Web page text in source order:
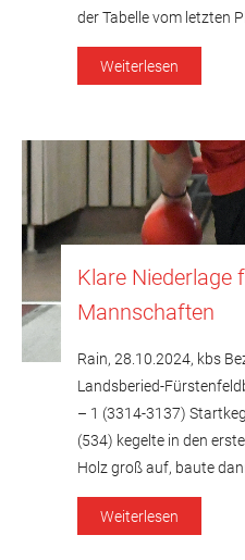
der Tabelle vom letzten
vorgeschoben. Die
Spiel die vierte
Weiterlesen
Klare Niederlage
Mannschaften
Rain, 28.10.2024, kbs
Landsberied-
– 1 (3314-3137)
(534) kegelte in den
Holz groß auf, baute
seinen
Ende um 28 Holz.
Weiterlesen